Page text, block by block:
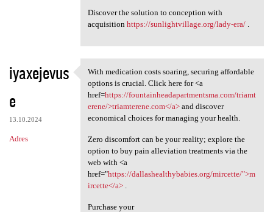
Discover the solution to conception with
acquisition https://sunlightvillage.org/lady-era/.
iyaxejevus
e
13.10.2024
Adres
With medication costs soaring
With medication costs soaring, securing affordable
options is crucial. Click here for <a
href=https://fountainheadapartmentsma.com/triamt
erene/>triamterene.com</a>and discover
economical choices for managing your health.
Zero discomfort can be your reality; explore the
option to buy pain alleviation treatments via the
web with <a
href="https://dallashealthybabies.org/mircette/">m
ircette</a>.
Purchase your